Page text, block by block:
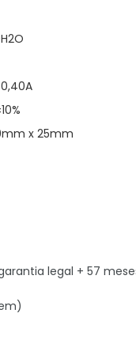
x 25mm
legal + 57